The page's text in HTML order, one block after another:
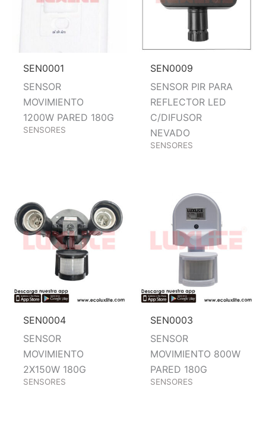
SEN0001
SENSOR
MOVIMIENTO
1200W PARED 180G
SENSORES
SEN0009
SENSOR PIR PARA
REFLECTOR LED
C/DIFUSOR
NEVADO
SENSORES
SEN0004
SENSOR
MOVIMIENTO
2X150W 180G
SENSORES
SEN0003
SENSOR
MOVIMIENTO 800W
PARED 180G
SENSORES